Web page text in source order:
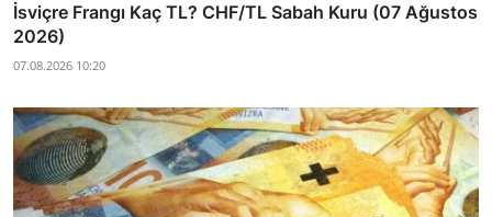
İsviçre Frangı Kaç TL? CHF/TL Sabah Kuru (07 Ağustos
2026)
07.08.2026 10:20